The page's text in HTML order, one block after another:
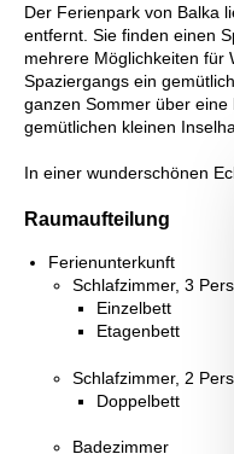
Der Ferienpark von Balka
entfernt. Sie finden einen
mehrere Möglichkeiten für
Spaziergangs ein
ganzen Sommer über
gemütlichen kleinen
In einer wunderschönen
Raumaufteilung
Ferienunterkunft
Schlafzimmer, 3
Einzelbett
Etagenbett
Schlafzimmer, 2
Doppelbett
Badezimmer